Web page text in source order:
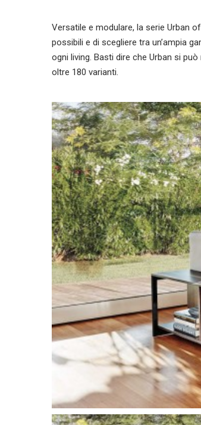
Versatile e modulare, la serie Urban
possibili e di scegliere tra un’ampia
ogni living. Basti dire che Urban si
oltre 180 varianti.